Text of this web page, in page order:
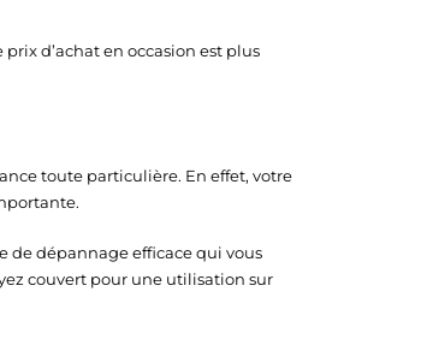
d’achat en occasion est plus
toute particulière. En effet, votre
de dépannage efficace qui vous
couvert pour une utilisation sur